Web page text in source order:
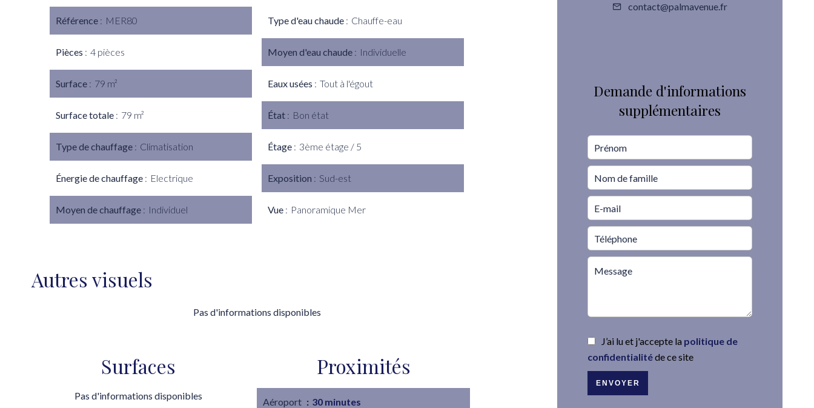
Référence MER80
Pièces 4 pièces
Surface 79 m²
Surface totale 79 m²
Type de chauffage Climatisation
Énergie de chauffage Electrique
Moyen de chauffage Individuel
Type d'eau chaude Chauffe-eau
Moyen d'eau chaude Individuelle
Eaux usées Tout à l'égout
État Bon état
Étage 3ème étage / 5
Exposition Sud-est
Vue Panoramique Mer
Autres visuels
Pas d'informations disponibles
Surfaces
Pas d'informations disponibles
Proximités
Aéroport 30 minutes
contact@palmavenue.fr
Demande d'informations
supplémentaires
J’ai lu et j'accepte la politique de
confidentialitéde ce site
ENVOYER